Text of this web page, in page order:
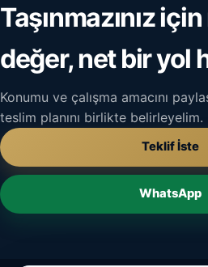
Taşınmazınız
değer, net bir yol
Konumu ve çalışma amacını
teslim planını birlikte belirleyelim.
Teklif İste
WhatsApp